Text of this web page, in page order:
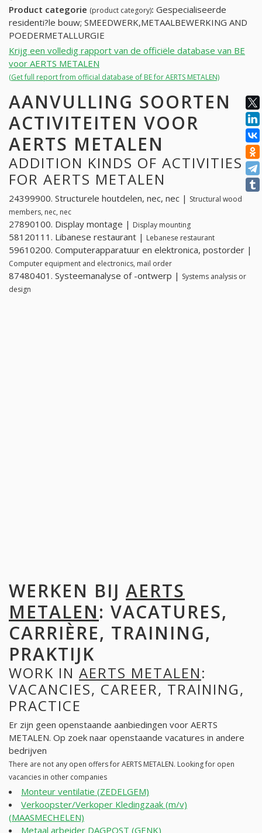
Product categorie (product category): Gespecialiseerde
residenti?le bouw; SMEEDWERK,METAALBEWERKING AND
POEDERMETALLURGIE
Krijg een volledig rapport van de officiële database van BE
voor AERTS METALEN
(Get full report from official database of BE for AERTS METALEN)
AANVULLING SOORTEN
ACTIVITEITEN VOOR
AERTS METALEN
ADDITION KINDS OF ACTIVITIES
FOR AERTS METALEN
24399900. Structurele houtdelen, nec, nec | Structural wood
members, nec, nec
27890100. Display montage | Display mounting
58120111. Libanese restaurant | Lebanese restaurant
59610200. Computerapparatuur en elektronica, postorder |
Computer equipment and electronics, mail order
87480401. Systeemanalyse of -ontwerp | Systems analysis or
design
WERKEN BIJ AERTS
METALEN: VACATURES,
CARRIÈRE, TRAINING,
PRAKTIJK
WORK IN AERTS METALEN:
VACANCIES, CAREER, TRAINING,
PRACTICE
Er zijn geen openstaande aanbiedingen voor AERTS
METALEN. Op zoek naar openstaande vacatures in andere
bedrijven
There are not any open offers for AERTS METALEN. Looking for open
vacancies in other companies
Monteur ventilatie (ZEDELGEM)
Verkoopster/Verkoper Kledingzaak (m/v)
(MAASMECHELEN)
Metaal arbeider DAGPOST (GENK)